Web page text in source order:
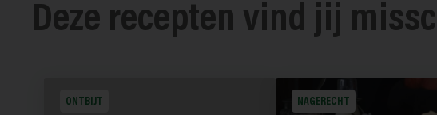
Deze recepten vind jij
ONTBIJT NAGERECHT